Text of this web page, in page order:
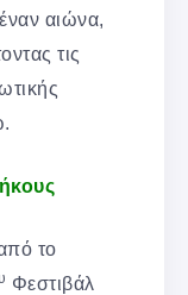
αιώνα,
τις
το
Φεστιβάλ